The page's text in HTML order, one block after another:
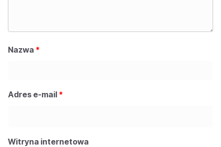
Nazwa *
Adres e-mail *
Witryna internetowa